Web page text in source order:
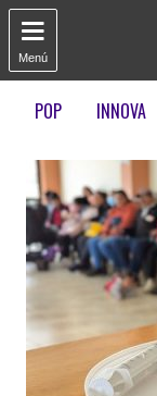

Menú
POP INNOVA